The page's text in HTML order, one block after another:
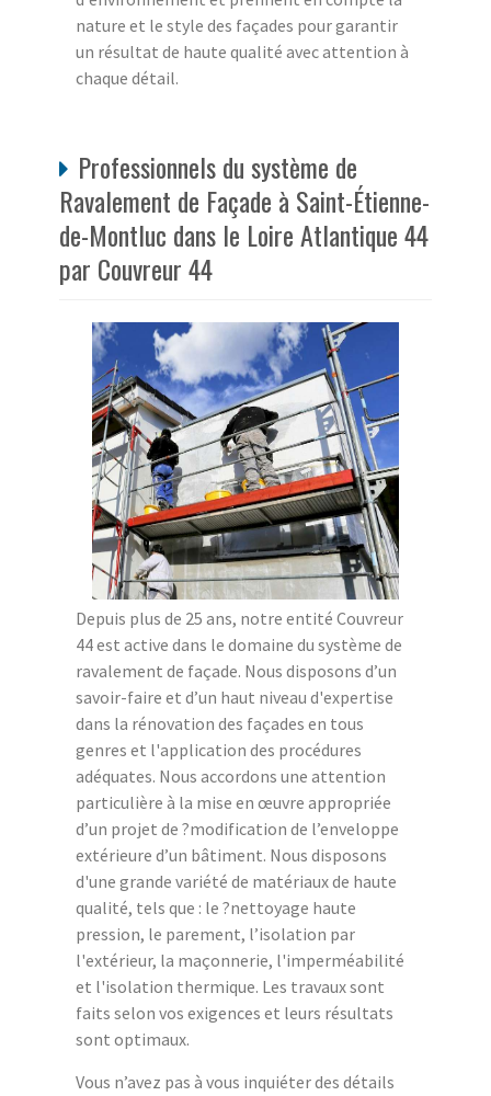
nature et le style des façades pour garantir
un résultat de haute qualité avec attention à
chaque détail.
Professionnels du système de
Ravalement de Façade à Saint-Étienne-
de-Montluc dans le Loire Atlantique 44
par Couvreur 44
Depuis plus de 25 ans, notre entité Couvreur
44 est active dans le domaine du système de
ravalement de façade. Nous disposons d’un
savoir-faire et d’un haut niveau d'expertise
dans la rénovation des façades en tous
genres et l'application des procédures
adéquates. Nous accordons une attention
particulière à la mise en œuvre appropriée
d’un projet de ?modification de l’enveloppe
extérieure d’un bâtiment. Nous disposons
d'une grande variété de matériaux de haute
qualité, tels que : le ?nettoyage haute
pression, le parement, l’isolation par
l'extérieur, la maçonnerie, l'imperméabilité
et l'isolation thermique. Les travaux sont
faits selon vos exigences et leurs résultats
sont optimaux.
Vous n’avez pas à vous inquiéter des détails